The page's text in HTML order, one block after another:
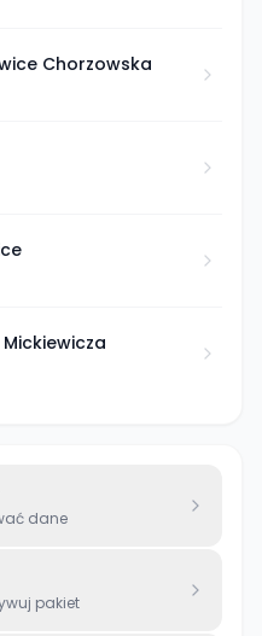
Chorzowska
dane
pakiet